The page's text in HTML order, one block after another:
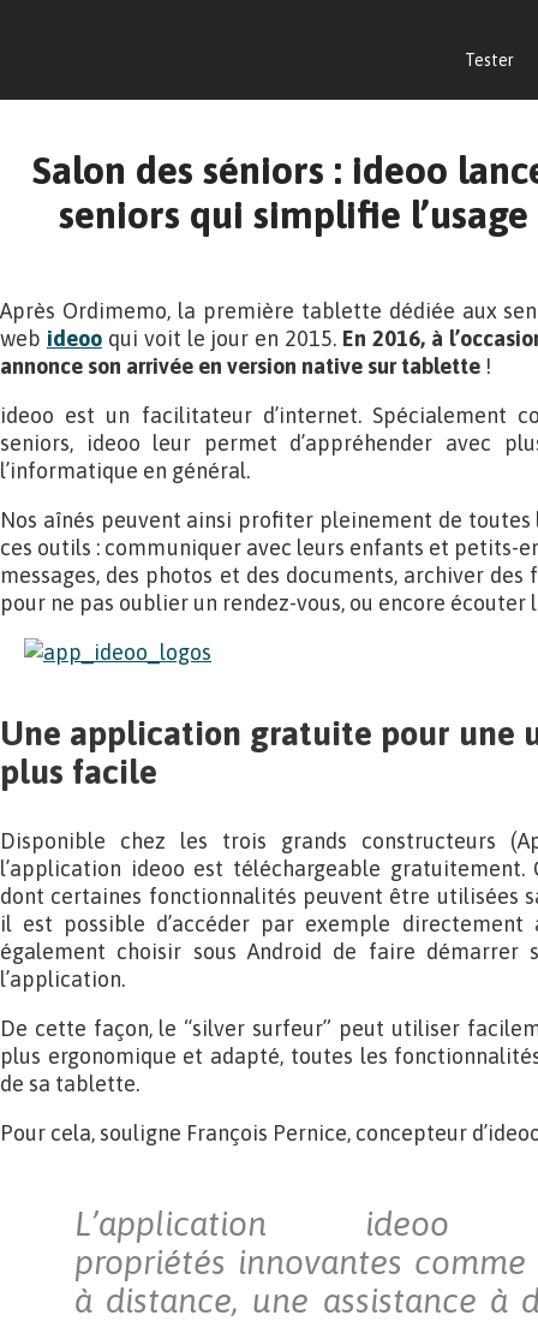
Tester
Salon des séniors : ideoo
seniors qui simplifie
Après Ordimemo, la première tablette dédiée aux
web ideooqui voit le jour en 2015. En 2016, à
annonce son arrivée en version native sur tablette !
ideoo est un facilitateur d’internet. Spécialement
seniors, ideoo leur permet d’appréhender avec
l’informatique en général.
Nos aînés peuvent ainsi profiter pleinement de
ces outils : communiquer avec leurs enfants et petits-
messages, des photos et des documents, archiver
pour ne pas oublier un rendez-vous, ou encore écouter
Une application gratuite pour une
plus facile
Disponible chez les trois grands constructeurs
l’application ideoo est téléchargeable gratuitement.
dont certaines fonctionnalités peuvent être utilisées
il est possible d’accéder par exemple directement
également choisir sous Android de faire
l’application.
De cette façon, le “silver surfeur” peut utiliser
plus ergonomique et adapté, toutes les
de sa tablette.
Pour cela, souligne François Pernice, concepteur
L’application
propriétés innovantes
à distance, une assistance à